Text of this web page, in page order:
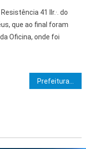
41 IIr.·. do
que ao final foram
Oficina, onde foi
Prefeitura de Ibicaraí está recuperando a estrada vicinal de Jairo do Leite na região dos Miúdos